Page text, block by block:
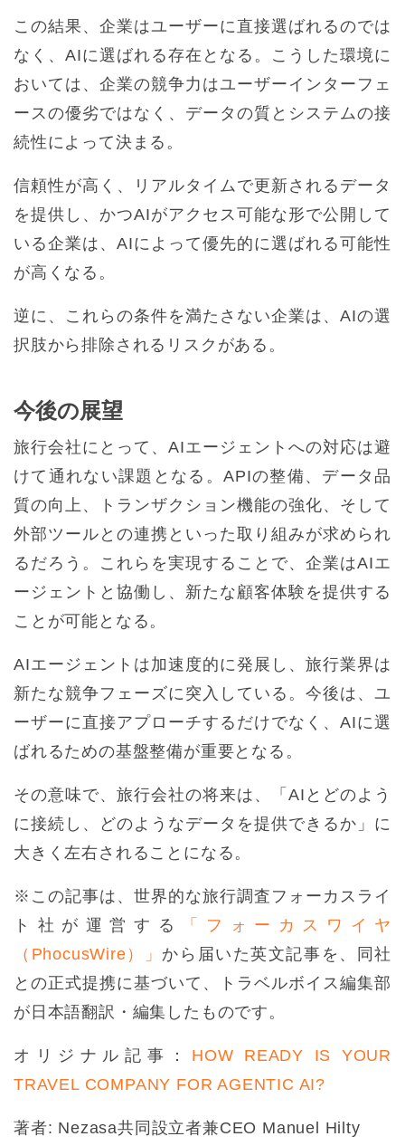
この結果、企業はユーザーに直接選ばれるのでは
なく、AIに選ばれる存在となる。こうした環境に
おいては、企業の競争力はユーザーインターフェ
ースの優劣ではなく、データの質とシステムの接
続性によって決まる。
信頼性が高く、リアルタイムで更新されるデータ
を提供し、かつAIがアクセス可能な形で公開して
いる企業は、AIによって優先的に選ばれる可能性
が高くなる。
逆に、これらの条件を満たさない企業は、AIの選
択肢から排除されるリスクがある。
今後の展望
旅行会社にとって、AIエージェントへの対応は避
けて通れない課題となる。APIの整備、データ品
質の向上、トランザクション機能の強化、そして
外部ツールとの連携といった取り組みが求められ
るだろう。これらを実現することで、企業はAIエ
ージェントと協働し、新たな顧客体験を提供する
ことが可能となる。
AIエージェントは加速度的に発展し、旅行業界は
新たな競争フェーズに突入している。今後は、ユ
ーザーに直接アプローチするだけでなく、AIに選
ばれるための基盤整備が重要となる。
その意味で、旅行会社の将来は、「AIとどのよう
に接続し、どのようなデータを提供できるか」に
大きく左右されることになる。
※この記事は、世界的な旅行調査フォーカスライ
ト社が運営する
「フォーカスワイヤ
（PhocusWire）」 から届いた英文記事を、同社
との正式提携に基づいて、トラベルボイス編集部
が日本語翻訳・編集したものです。
オリジナル記事： HOW READY IS YOUR
TRAVEL COMPANY FOR AGENTIC AI?
著者: Nezasa共同設立者兼CEO Manuel Hilty